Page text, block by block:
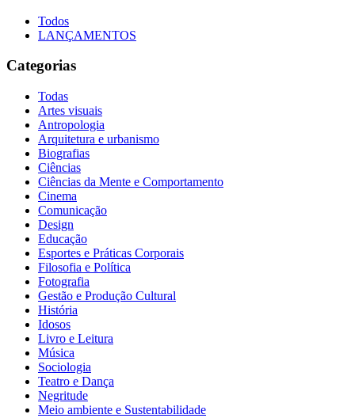
Todos
LANÇAMENTOS
Categorias
Todas
Artes visuais
Antropologia
Arquitetura e urbanismo
Biografias
Ciências
Ciências da Mente e Comportamento
Cinema
Comunicação
Design
Educação
Esportes e Práticas Corporais
Filosofia e Política
Fotografia
Gestão e Produção Cultural
História
Idosos
Livro e Leitura
Música
Sociologia
Teatro e Dança
Negritude
Meio ambiente e Sustentabilidade